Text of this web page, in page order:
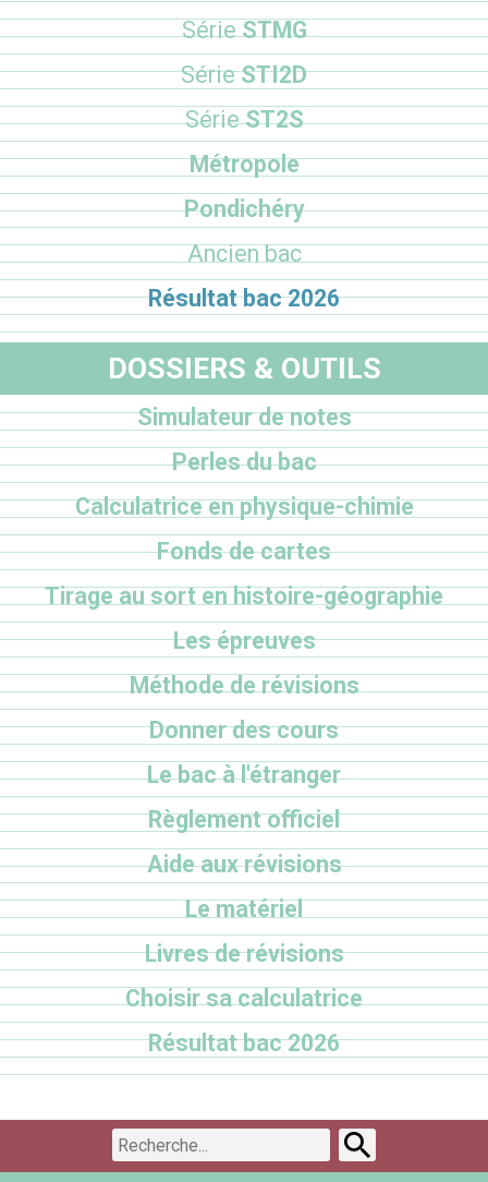
SérieSTMG
SérieSTI2D
SérieST2S
Métropole
Pondichéry
Ancien bac
Résultat bac 2026
DOSSIERS & OUTILS
Simulateur de notes
Perles du bac
Calculatrice en physique-chimie
Fonds de cartes
Tirage au sort en histoire-géographie
Les épreuves
Méthode de révisions
Donner des cours
Le bac à l'étranger
Règlement officiel
Aide aux révisions
Le matériel
Livres de révisions
Choisir sa calculatrice
Résultat bac 2026